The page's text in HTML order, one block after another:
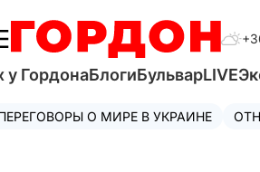
у ГордонаБлогиБульварLIVE
О МИРЕ В УКРАИНЕ